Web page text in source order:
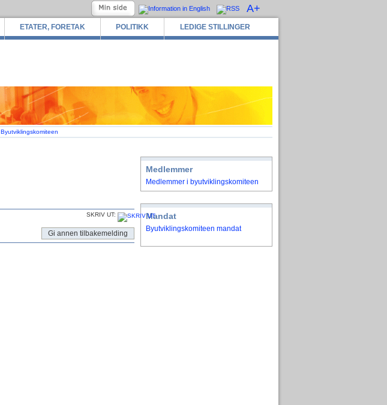
ETATER, FORETAK POLITIKK LEDIGE STILLINGER
A+
Byutviklingskomiteen
SKRIV UT:
Gi annen tilbakemelding
Medlemmer
Medlemmer i byutviklingskomiteen
Mandat
Byutviklingskomiteen mandat